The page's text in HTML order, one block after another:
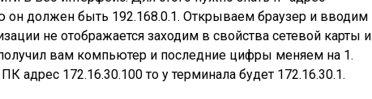
он должен быть 192.168.0.1. Открываем браузер и вводим
не отображается заходим в свойства сетевой карты и
вам компьютер и последние цифры меняем на 1.
адрес 172.16.30.100 то у терминала будет 172.16.30.1.